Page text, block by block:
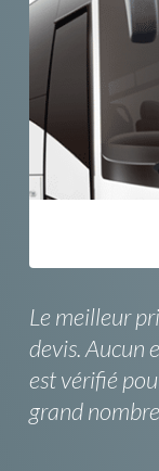
Le meilleur
devis. Aucun
est vérifié
grand